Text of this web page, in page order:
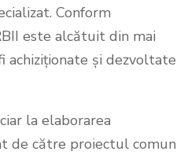
Conform
este alcătuit din mai
și dezvoltate
la elaborarea
de către proiectul comun